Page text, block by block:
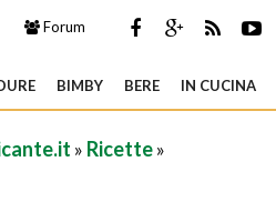
Forum
BIMBY BERE IN CUCINA
» Ricette»